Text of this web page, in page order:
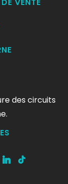
des circuits